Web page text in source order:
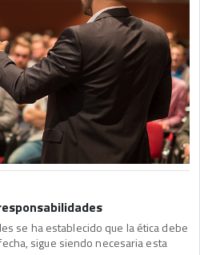
se ha establecido que la ética debe
sigue siendo necesaria esta